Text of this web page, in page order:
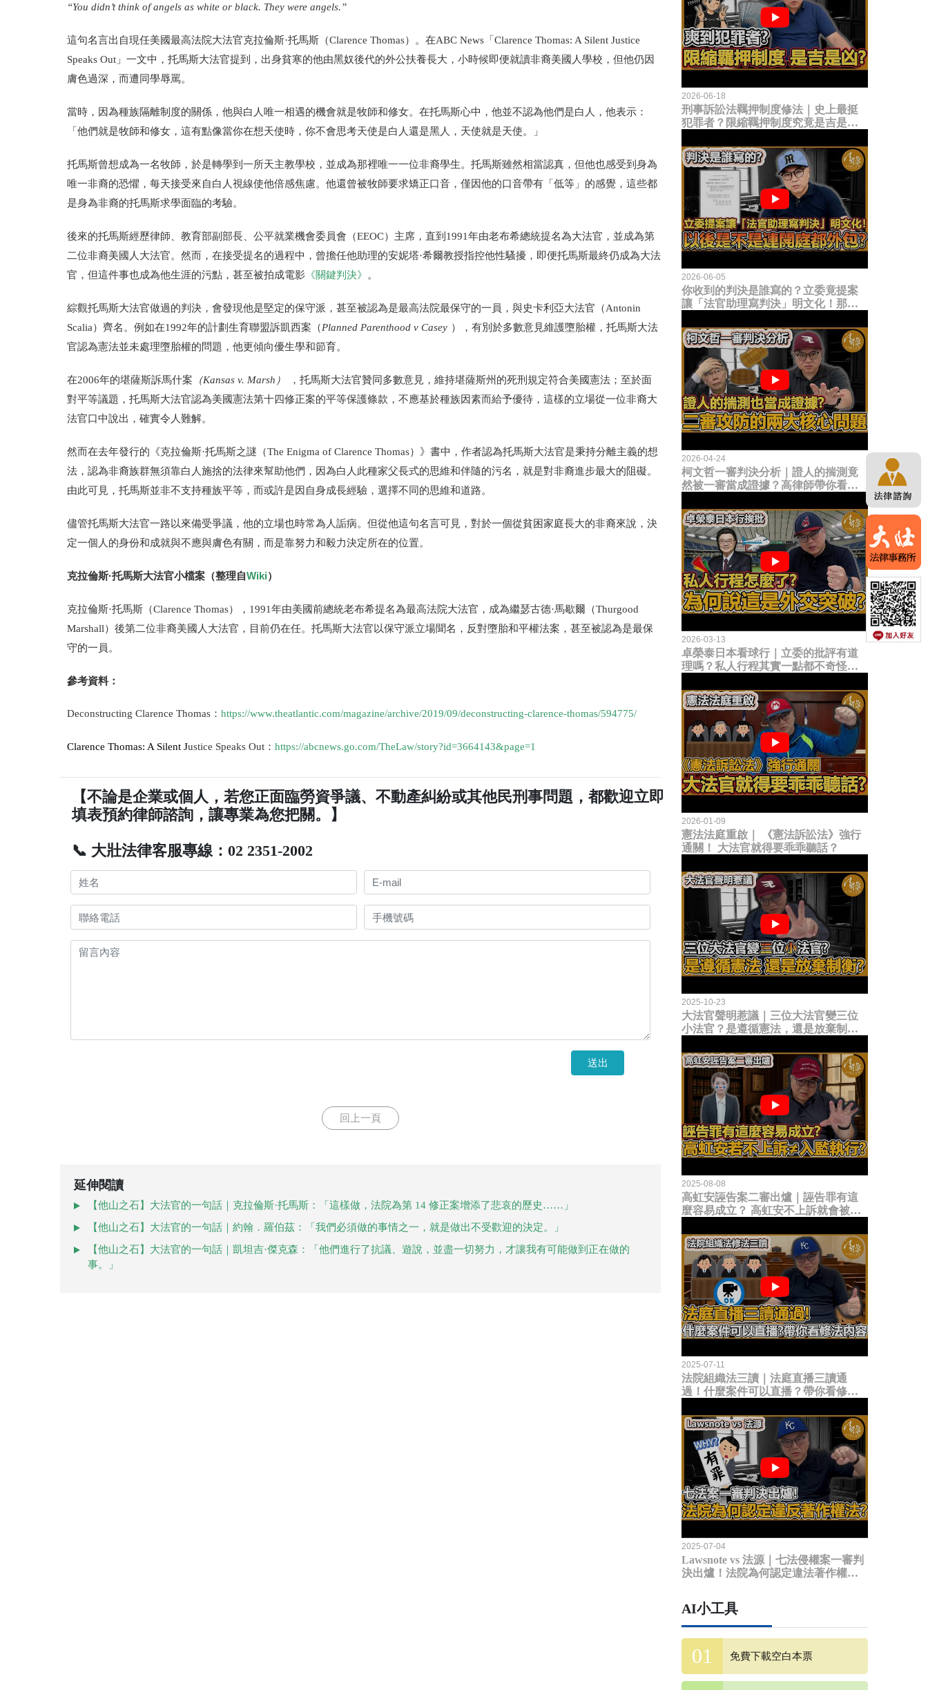
“You didn’t think of angels as white or black. They were angels.”
這句名言出自現任美國最高法院大法官克拉倫斯·托馬斯（Clarence Thomas）。在ABC News「Clarence Thomas: A Silent Justice
Speaks Out」一文中，托馬斯大法官提到，出身貧寒的他由黑奴後代的外公扶養長大，小時候即便就讀非裔美國人學校，但他仍因
膚色過深，而遭同學辱罵。
當時，因為種族隔離制度的關係，他與白人唯一相遇的機會就是牧師和修女。在托馬斯心中，他並不認為他們是白人，他表示：
「他們就是牧師和修女，這有點像當你在想天使時，你不會思考天使是白人還是黑人，天使就是天使。」
托馬斯曾想成為一名牧師，於是轉學到一所天主教學校，並成為那裡唯一一位非裔學生。托馬斯雖然相當認真，但他也感受到身為
唯一非裔的恐懼，每天接受來自白人視線使他倍感焦慮。他還曾被牧師要求矯正口音，僅因他的口音帶有「低等」的感覺，這些都
是身為非裔的托馬斯求學面臨的考驗。
後來的托馬斯經歷律師、教育部副部長、公平就業機會委員會（EEOC）主席，直到1991年由老布希總統提名為大法官，並成為第
二位非裔美國人大法官。然而，在接受提名的過程中，曾擔任他助理的安妮塔·希爾教授指控他性騷擾，即便托馬斯最終仍成為大法
官，但這件事也成為他生涯的污點，甚至被拍成電影 《關鍵判決》 。
綜觀托馬斯大法官做過的判決，會發現他是堅定的保守派，甚至被認為是最高法院最保守的一員，與史卡利亞大法官（Antonin
Scalia）齊名。例如在1992年的計劃生育聯盟訴凱西案（Planned Parenthood v Casey ），有別於多數意見維護墮胎權，托馬斯大法
官認為憲法並未處理墮胎權的問題，他更傾向優生學和節育。
在2006年的堪薩斯訴馬什案 （Kansas v. Marsh）
，托馬斯大法官贊同多數意見，維持堪薩斯州的死刑規定符合美國憲法；至於面
對平等議題，托馬斯大法官認為美國憲法第十四修正案的平等保護條款，不應基於種族因素而給予優待，這樣的立場從一位非裔大
法官口中說出，確實令人難解。
然而在去年發行的《克拉倫斯·托馬斯之謎（The Enigma of Clarence Thomas）》書中，作者認為托馬斯大法官是秉持分離主義的想
法，認為非裔族群無須靠白人施捨的法律來幫助他們，因為白人此種家父長式的思維和伴隨的污名，就是對非裔進步最大的阻礙。
由此可見，托馬斯並非不支持種族平等，而或許是因自身成長經驗，選擇不同的思維和道路。
儘管托馬斯大法官一路以來備受爭議，他的立場也時常為人詬病。但從他這句名言可見，對於一個從貧困家庭長大的非裔來說，決
定一個人的身份和成就與不應與膚色有關，而是靠努力和毅力決定所在的位置。
克拉倫斯·托馬斯大法官小檔案（整理自Wiki）
克拉倫斯·托馬斯（Clarence Thomas），1991年由美國前總統老布希提名為最高法院大法官，成為繼瑟古德·馬歇爾（Thurgood
Marshall）後第二位非裔美國人大法官，目前仍在任。托馬斯大法官以保守派立場聞名，反對墮胎和平權法案，甚至被認為是最保
守的一員。
參考資料：
Deconstructing Clarence Thomas： https://www.theatlantic.com/magazine/archive/2019/09/deconstructing-clarence-thomas/594775/
Clarence Thomas: A Silent Justice Speaks Out： https://abcnews.go.com/TheLaw/story?id=3664143&page=1
【不論是企業或個人，若您正面臨勞資爭議、不動產糾紛或其他民刑事問題，都歡迎立即
填表預約律師諮詢，讓專業為您把關。】
📞 大壯法律客服專線：02 2351-2002
送出
回上一頁
延伸閱讀
【他山之石】大法官的一句話｜克拉倫斯·托馬斯：「這樣做，法院為第 14 修正案增添了悲哀的歷史……」
【他山之石】大法官的一句話｜約翰．羅伯茲：「我們必須做的事情之一，就是做出不受歡迎的決定。」
【他山之石】大法官的一句話｜凱坦吉·傑克森：「他們進行了抗議、遊說，並盡一切努力，才讓我有可能做到正在做的
事。」
2026-06-18
刑事訴訟法羈押制度修法｜史上最挺
犯罪者？限縮羈押制度究竟是吉是
2026-06-05
你收到的判決是誰寫的？立委竟提案
讓「法官助理寫判決」明文化！那以
2026-04-24
柯文哲一審判決分析｜證人的揣測竟
然被一審當成證據？高律師帶你看未
2026-03-13
卓榮泰日本看球行｜立委的批評有道
理嗎？私人行程其實一點都不奇怪？
2026-01-09
憲法法庭重啟｜ 《憲法訴訟法》強行
通關！ 大法官就得要乖乖聽話？
2025-10-23
大法官聲明惹議｜三位大法官變三位
小法官？是遵循憲法，還是放棄制衡
2025-08-08
高虹安誣告案二審出爐｜誣告罪有這
麼容易成立？ 高虹安不上訴就會被
2025-07-11
法院組織法三讀｜法庭直播三讀通
過！什麼案件可以直播？帶你看修法
2025-07-04
Lawsnote vs 法源｜七法侵權案一審判
決出爐！法院為何認定違法著作權
AI小工具
免費下載空白本票